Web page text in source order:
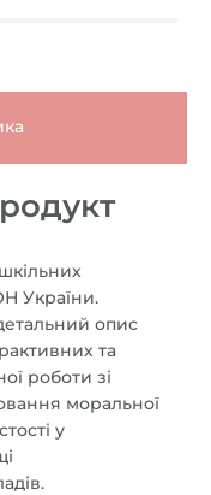
України.
опис
та
роботи зі
моральної
у